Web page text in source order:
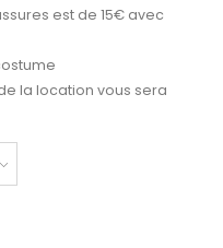
est de 15€ avec
la location vous sera